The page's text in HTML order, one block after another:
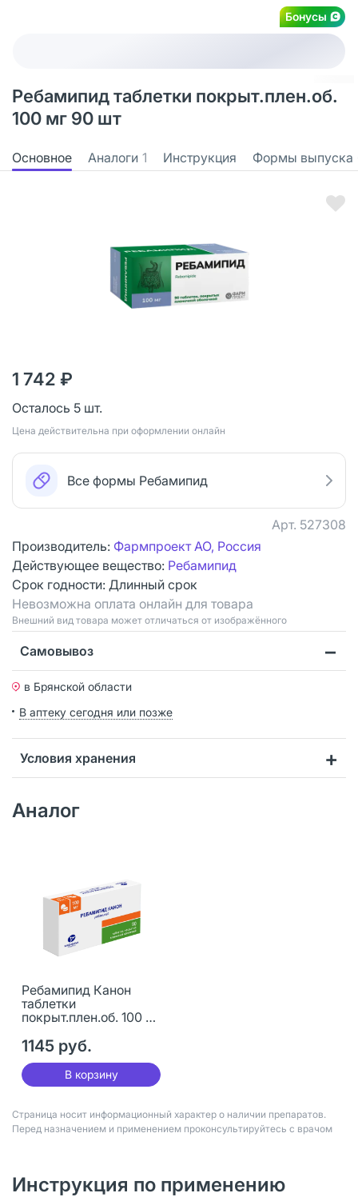
Бонусы
Ребамипид таблетки покрыт.плен.об.
100 мг 90 шт
Основное Аналоги 1 Инструкция Формы выпуска
1 742 ₽
Осталось 5 шт.
Цена действительна при оформлении онлайн
Все формы Ребамипид
Арт. 527308
Производитель: Фармпроект АО, Россия
Действующее вещество: Ребамипид
Срок годности: Длинный срок
Невозможна оплата онлайн для товара
Bнешний вид товара может отличаться от изображённого
Самовывоз
в Брянской области
В аптеку сегодня или позже
Условия хранения
Аналог
Ребамипид Канон
таблетки
покрыт.плен.об. 100 мг
1145 руб.
В корзину
Страница носит информационный характер о наличии препаратов.
Перед назначением и применением проконсультируйтесь с врачом
Инструкция по применению